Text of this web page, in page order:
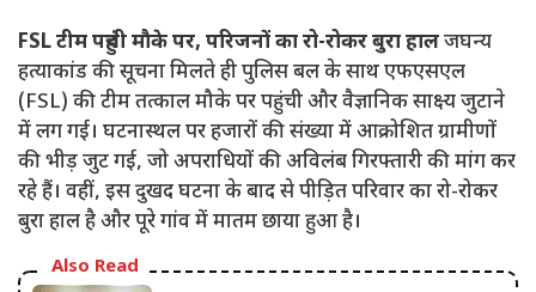
FSL टीम पहुंची मौके पर, परिजनों का रो-रोकर बुरा हालजघन्य
हत्याकांड की सूचना मिलते ही पुलिस बल के साथ एफएसएल
(FSL) की टीम तत्काल मौके पर पहुंची और वैज्ञानिक साक्ष्य जुटाने
में लग गई। घटनास्थल पर हजारों की संख्या में आक्रोशित ग्रामीणों
की भीड़ जुट गई, जो अपराधियों की अविलंब गिरफ्तारी की मांग कर
रहे हैं। वहीं, इस दुखद घटना के बाद से पीड़ित परिवार का रो-रोकर
बुरा हाल है और पूरे गांव में मातम छाया हुआ है।
Also Read